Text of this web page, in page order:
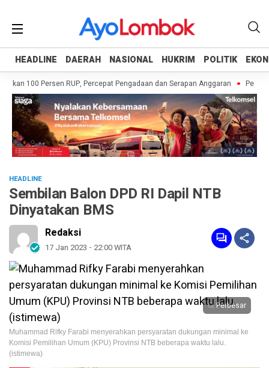
HEADLINE DAERAH NASIONAL HUKRIM POLITIK
HEADLINE DAERAH NASIONAL HUKRIM POLITIK
100 Persen RUP, Percepat Pengadaan dan Serapan Anggaran Pemprov
HEADLINE
Sembilan Balon DPD RI Dapil NTB
Dinyatakan BMS
Redaksi
17 Jan 2023 - 22:00 WITA
Perbesar
Muhammad Rifky Farabi menyerahkan persyaratan dukungan minimal ke
Komisi Pemilihan Umum (KPU) Provinsi NTB beberapa waktu lalu.
(istimewa)